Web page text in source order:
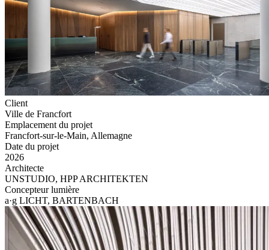
Client
Ville de Francfort
Emplacement du projet
Francfort-sur-le-Main, Allemagne
Date du projet
2026
Architecte
UNSTUDIO, HPP ARCHITEKTEN
Concepteur lumière
a·g LICHT, BARTENBACH